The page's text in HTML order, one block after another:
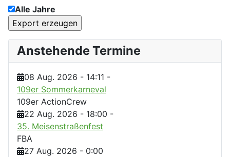
Anstehende Termine
08 Aug. 2026 - 14:11 -
109er Sommerkarneval
109er ActionCrew
22 Aug. 2026 - 18:00 -
35. Meisenstraßenfest
FBA
27 Aug. 2026 - 0:00
Alle Jahre